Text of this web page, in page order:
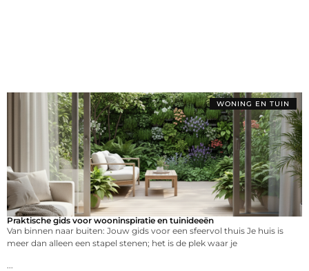
WONING EN TUIN
Praktische gids voor wooninspiratie en tuinideeën
Van binnen naar buiten: Jouw gids voor een sfeervol thuis Je huis is
meer dan alleen een stapel stenen; het is de plek waar je
...